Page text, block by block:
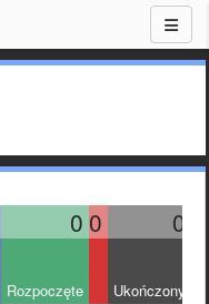
0 0 0
Rozpoczęte Ukończony